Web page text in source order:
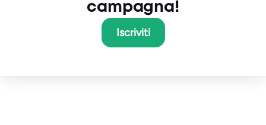
campagna!
Iscriviti